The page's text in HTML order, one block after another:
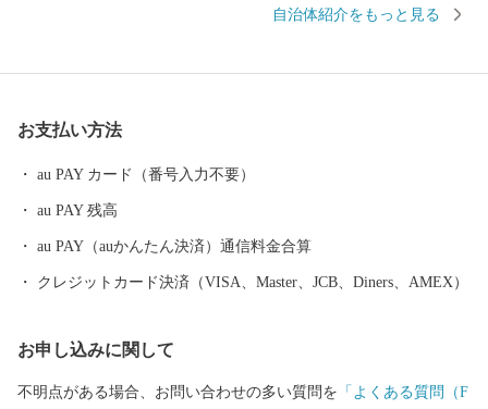
イヤメーカーの「ブリヂストン」を中心としたゴム産業のまちと
「とんこつラーメンの発祥の地」や「焼き鳥のまち」であり、
い。
自治体紹介をもっと見る
お支払い方法
au PAY カード（番号入力不要）
au PAY 残高
au PAY（auかんたん決済）通信料金合算
クレジットカード決済（VISA、Master、JCB、Diners、AMEX）
お申し込みに関して
不明点がある場合、お問い合わせの多い質問を 「よくある質問（F